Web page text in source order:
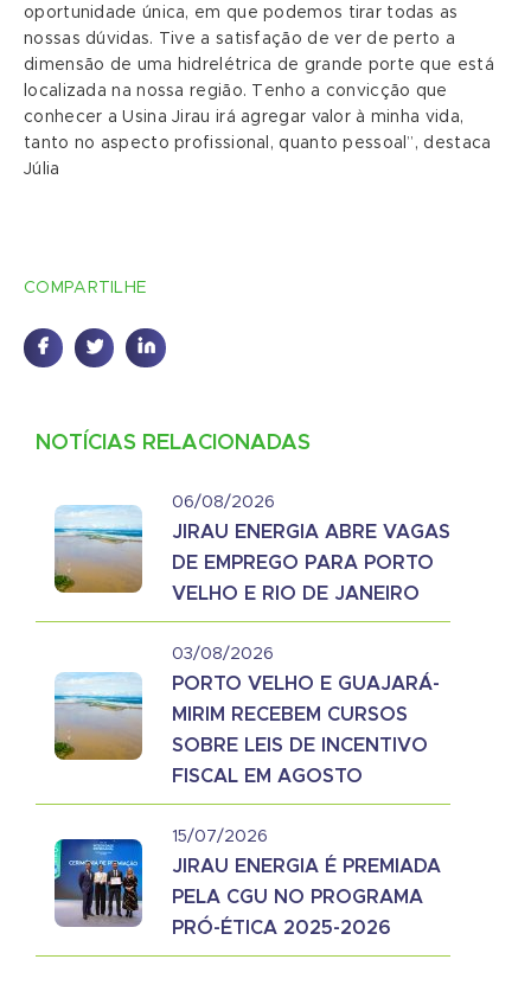
oportunidade única, em que podemos tirar todas as
nossas dúvidas. Tive a satisfação de ver de perto a
dimensão de uma hidrelétrica de grande porte que está
localizada na nossa região. Tenho a convicção que
conhecer a Usina Jirau irá agregar valor à minha vida,
tanto no aspecto profissional, quanto pessoal”, destaca
Júlia
COMPARTILHE
NOTÍCIAS RELACIONADAS
06/08/2026
JIRAU ENERGIA ABRE VAGAS
DE EMPREGO PARA PORTO
VELHO E RIO DE JANEIRO
03/08/2026
PORTO VELHO E GUAJARÁ-
MIRIM RECEBEM CURSOS
SOBRE LEIS DE INCENTIVO
FISCAL EM AGOSTO
15/07/2026
JIRAU ENERGIA É PREMIADA
PELA CGU NO PROGRAMA
PRÓ-ÉTICA 2025-2026